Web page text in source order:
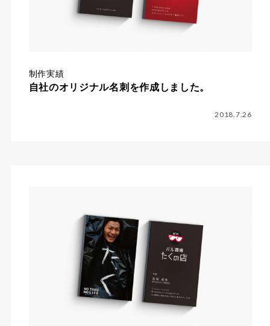
制作実績
自社のオリジナル名刺を作成しました。
2018.7.26